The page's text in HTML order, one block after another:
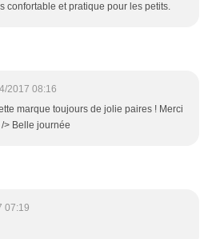
confortable et pratique pour les petits.
2017 08:16
marque toujours de jolie paires ! Merci
> Belle journée
07:19